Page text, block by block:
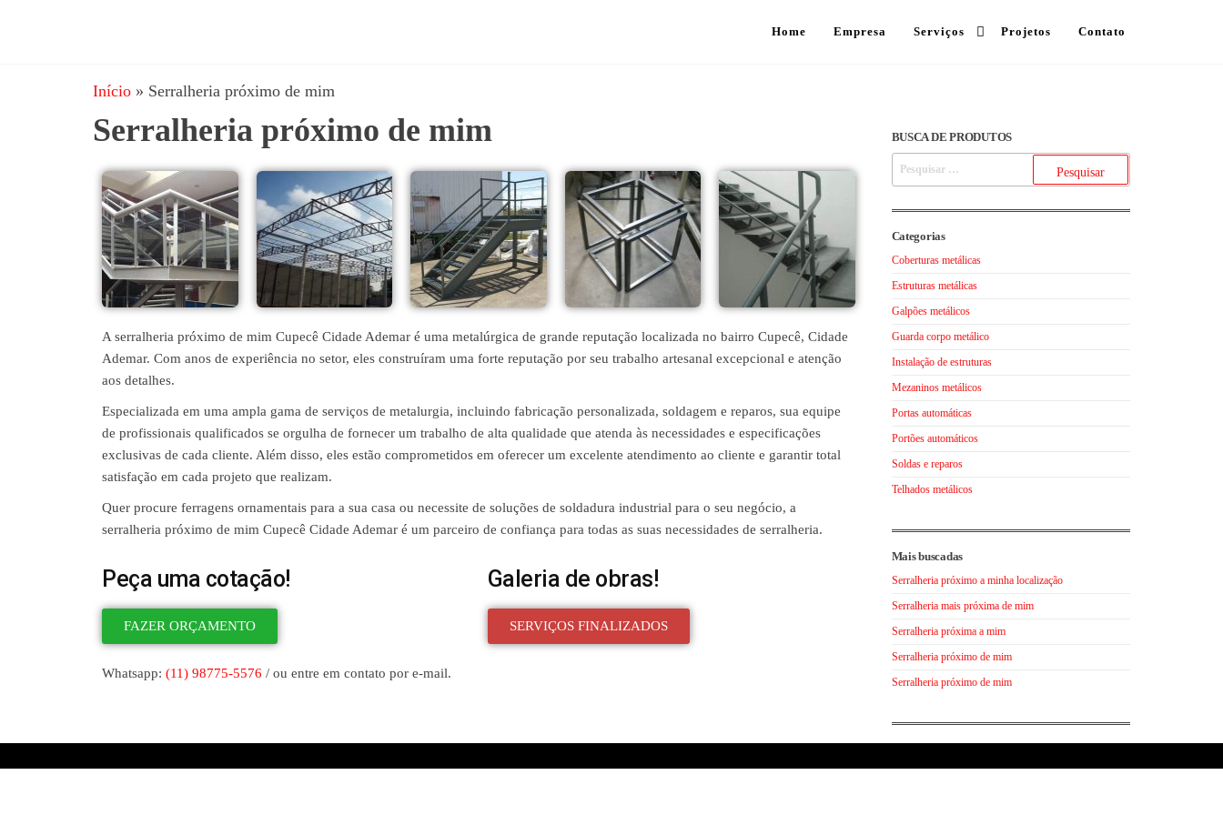
e
Serralheria
coberturas
metálicas,
mezanino
metálico,
metálico,
portões,
grades
entre
outros.
Home Empresa Serviços Projetos Contato
Início » Serralheria próximo de mim
Serralheria próximo de mim
A serralheria próximo de mim Cupecê Cidade Ademar é uma metalúrgica de grande reputação localizada no bairro Cupecê, Cidade
Ademar. Com anos de experiência no setor, eles construíram uma forte reputação por seu trabalho artesanal excepcional e atenção
aos detalhes.
Especializada em uma ampla gama de serviços de metalurgia, incluindo fabricação personalizada, soldagem e reparos, sua equipe
de profissionais qualificados se orgulha de fornecer um trabalho de alta qualidade que atenda às necessidades e especificações
exclusivas de cada cliente. Além disso, eles estão comprometidos em oferecer um excelente atendimento ao cliente e garantir total
satisfação em cada projeto que realizam.
Quer procure ferragens ornamentais para a sua casa ou necessite de soluções de soldadura industrial para o seu negócio, a
serralheria próximo de mim Cupecê Cidade Ademar é um parceiro de confiança para todas as suas necessidades de serralheria.
Peça uma cotação!
FAZER ORÇAMENTO
Galeria de obras!
SERVIÇOS FINALIZADOS
Whatsapp: (11) 98775-5576 / ou entre em contato por e-mail.
BUSCA DE PRODUTOS
Categorias
Coberturas metálicas
Estruturas metálicas
Galpões metálicos
Guarda corpo metálico
Instalação de estruturas
Mezaninos metálicos
Portas automáticas
Portões automáticos
Soldas e reparos
Telhados metálicos
Mais buscadas
Serralheria próximo a minha localização
Serralheria mais próxima de mim
Serralheria próxima a mim
Serralheria próximo de mim
Serralheria próximo de mim